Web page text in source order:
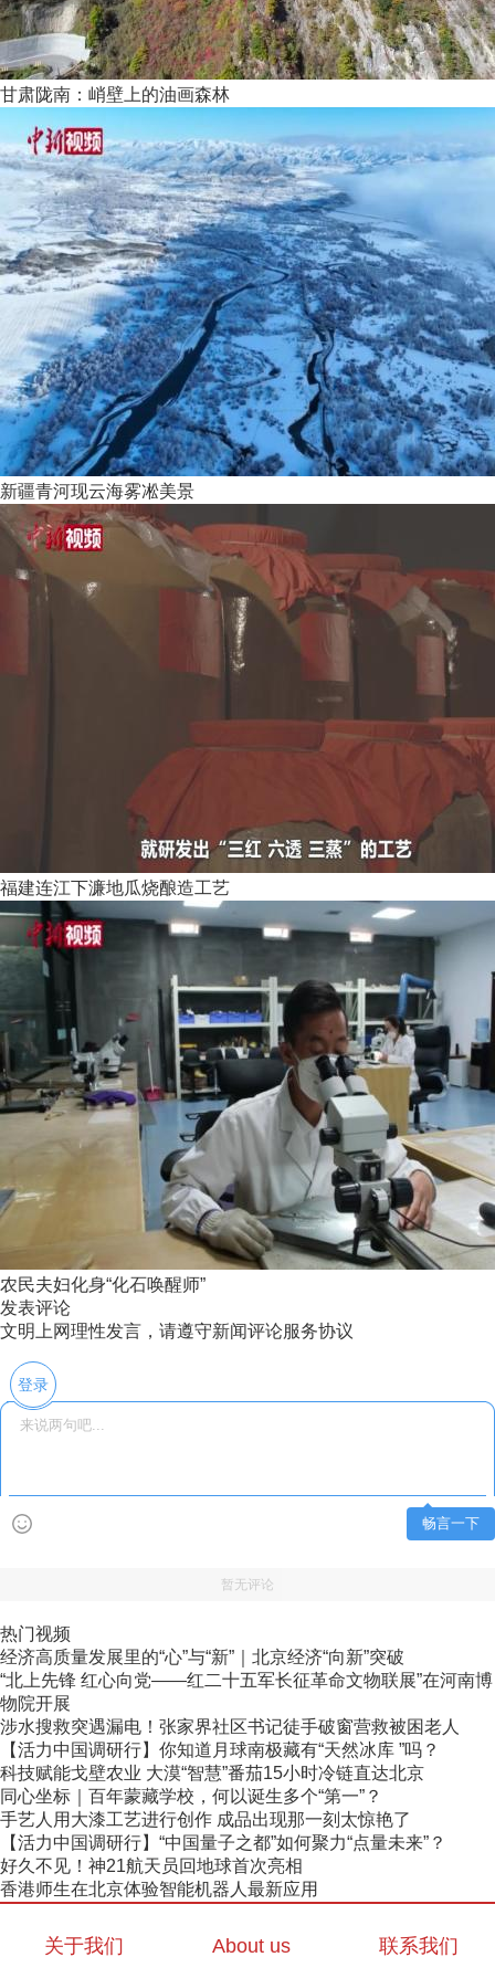
甘肃陇南：峭壁上的油画森林
新疆青河现云海雾凇美景
福建连江下濂地瓜烧酿造工艺
农民夫妇化身“化石唤醒师”
发表评论
文明上网理性发言，请遵守新闻评论服务协议
登录
畅言一下
暂无评论
热门视频
经济高质量发展里的“心”与“新”｜北京经济“向新”突破
“北上先锋 红心向党——红二十五军长征革命文物联展”在河南博
物院开展
涉水搜救突遇漏电！张家界社区书记徒手破窗营救被困老人
【活力中国调研行】你知道月球南极藏有“天然冰库 ”吗？
科技赋能戈壁农业 大漠“智慧”番茄15小时冷链直达北京
同心坐标｜百年蒙藏学校，何以诞生多个“第一”？
手艺人用大漆工艺进行创作 成品出现那一刻太惊艳了
【活力中国调研行】“中国量子之都”如何聚力“点量未来”？
好久不见！神21航天员回地球首次亮相
香港师生在北京体验智能机器人最新应用
关于我们 About us 联系我们